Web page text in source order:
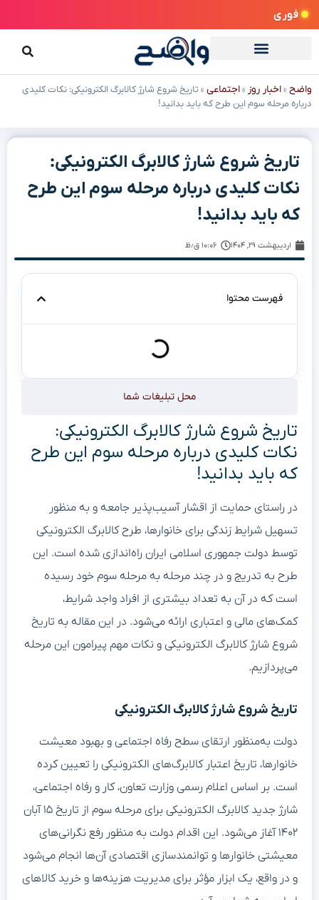
فوری
واضح »اخبار روز »اجتماعی » تاریخ شروع شارژ کالابرگ الکترونیکی: نکات کلیدی
درباره مرحله سوم این طرح که باید بدانید!
تاریخ شروع شارژ کالابرگ الکترونیکی:
نکات کلیدی درباره مرحله سوم این طرح
که باید بدانید!
اردیبهشت ۲۹, ۱۴۰۴ ۱۰:۰۶ ق٫ظ
فهرست محتوا
محل تبلیغات شما
تاریخ شروع شارژ کالابرگ الکترونیکی:
نکات کلیدی درباره مرحله سوم این طرح
که باید بدانید!
در راستای حمایت از اقشار آسیب‌پذیر جامعه و به منظور
تسهیل شرایط زندگی برای خانوارها، طرح کالابرگ الکترونیکی
توسط دولت جمهوری اسلامی ایران راه‌اندازی شده است. این
طرح به تدریج و در چند مرحله به مرحله سوم خود رسیده
است که در آن به تعداد بیشتری از افراد واجد شرایط،
کمک‌های مالی و اعتباری ارائه می‌شود. در این مقاله به تاریخ
شروع شارژ کالابرگ الکترونیکی و نکات مهم پیرامون این مرحله
می‌پردازیم.
تاریخ شروع شارژ کالابرگ الکترونیکی
دولت به‌منظور ارتقای سطح رفاه اجتماعی و بهبود معیشت
خانوارها، تاریخ اعتبار کالابرگ‌های الکترونیکی را تعیین کرده
است. بر اساس اعلام رسمی وزارت تعاون، کار و رفاه اجتماعی،
شارژ جدید کالابرگ الکترونیکی برای مرحله سوم از تاریخ ۱۵ آبان
۱۴۰۲ آغاز می‌شود. این اقدام دولت به منظور رفع نگرانی‌های
معیشتی خانوارها و توانمندسازی اقتصادی آن‌ها انجام می‌شود
و در واقع، یک ابزار مؤثر برای مدیریت هزینه‌ها و خرید کالاهای